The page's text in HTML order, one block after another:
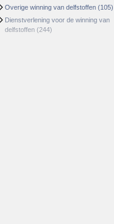
Overige winning van delfstoffen (105)
Dienstverlening voor de winning van
delfstoffen (244)